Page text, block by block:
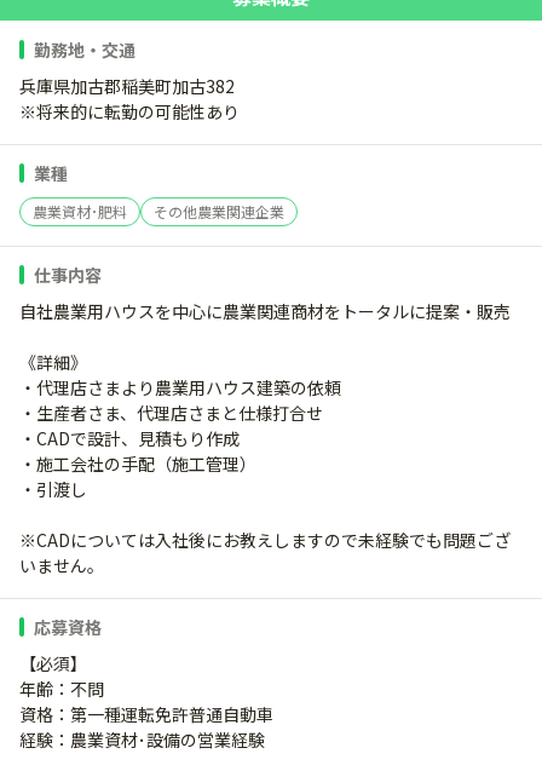
勤務地・交通
兵庫県加古郡稲美町加古382
※将来的に転勤の可能性あり
業種
農業資材･肥料 その他農業関連企業
仕事内容
自社農業用ハウスを中心に農業関連商材をトータルに提案・販売
《詳細》
・代理店さまより農業用ハウス建築の依頼
・生産者さま、代理店さまと仕様打合せ
・CADで設計、見積もり作成
・施工会社の手配（施工管理）
・引渡し
※CADについては入社後にお教えしますので未経験でも問題ござ
いません。
応募資格
【必須】
年齢：不問
資格：第一種運転免許普通自動車
経験：農業資材･設備の営業経験